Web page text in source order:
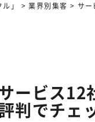
」 >業界別集客 > サー
ービス12
判でチェ